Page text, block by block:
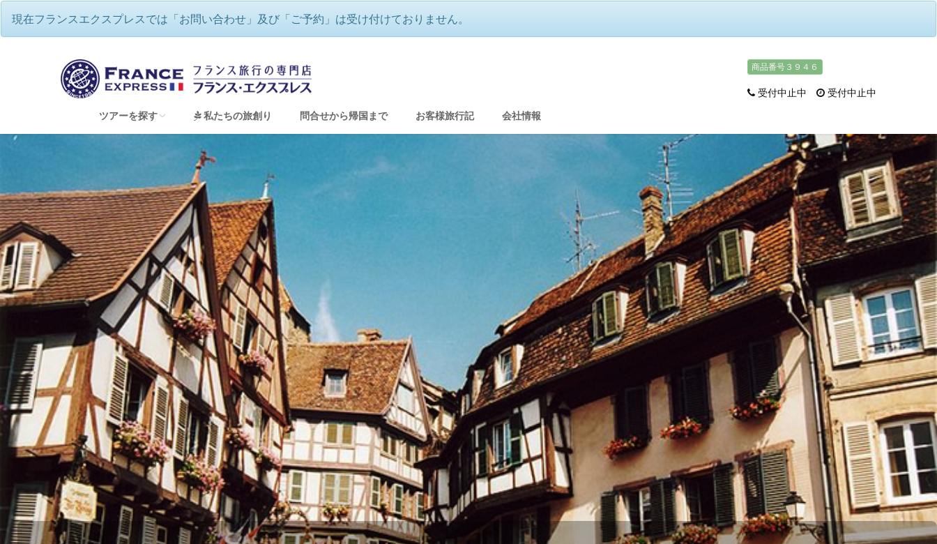
現在フランスエクスプレスでは「お問い合わせ」及び「ご予約」は受け付けておりません。
商品番号３９４６
受付中止中
受付中止中
ツアーを探す
すべてのツアーを見る
フランスワインツアー・ワイナリー巡り
フランスハネムーン（新婚旅行）＆ウェディング
フランス地方巡り 専用車チャーターツアー
童話の世界のような美しい街並み アルザス
ゆったり、優雅にフランス・リバークルーズ
ルレ・エ・シャトーに泊まる フランス極上の癒し旅
フランスの最も美しい村を巡る旅
航空宇宙関連ツアー（エアバス工場見学・航空ショー）
フランスde習い事
コルシカ島 地中海に浮かぶフランスの秘境
自分で創る旅(完全オーダーメイド旅)
私たちの旅創り 問合せから帰国まで お客様旅行記 会社情報
フランスエクスプレス / 童話の世界のような美しい街並み アルザス